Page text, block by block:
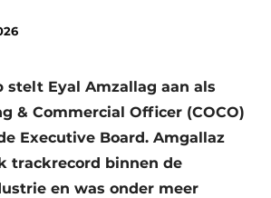
stelt Eyal Amzallag aan als
& Commercial Officer (COCO)
Executive Board. Amgallaz
trackrecord binnen de
en was onder meer